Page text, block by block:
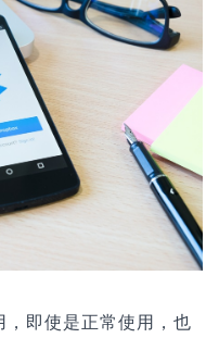
即使是正常使用，也